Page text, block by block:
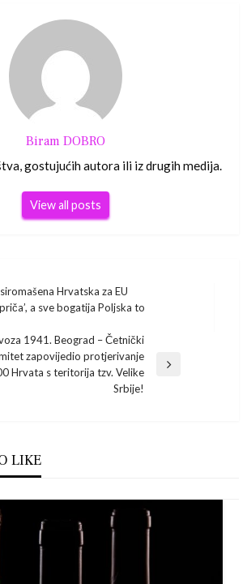
Biram DOBRO
gostujućih autora ili iz drugih medija.
View all posts
Hrvatska za EU
a sve bogatija Poljska to
1941. Beograd – Četnički
zapovijedio protjerivanje
Hrvata s teritorija tzv. Velike
Srbije!
LIKE